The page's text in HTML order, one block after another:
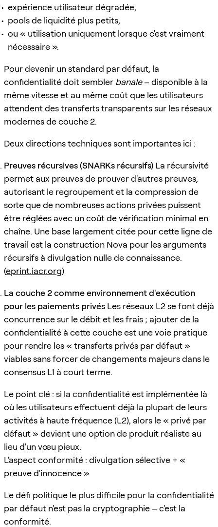
expérience utilisateur dégradée,
pools de liquidité plus petits,
ou « utilisation uniquement lorsque c'est vraiment
nécessaire ».
Pour devenir un standard par défaut, la
confidentialité doit sembler banale– disponible à la
même vitesse et au même coût que les utilisateurs
attendent des transferts transparents sur les réseaux
modernes de couche 2.
Deux directions techniques sont importantes ici :
Preuves récursives (SNARKs récursifs) La récursivité
permet aux preuves de prouver d'autres preuves,
autorisant le regroupement et la compression de
sorte que de nombreuses actions privées puissent
être réglées avec un coût de vérification minimal en
chaîne. Une base largement citée pour cette ligne de
travail est la construction Nova pour les arguments
récursifs à divulgation nulle de connaissance.
(eprint.iacr.org)
La couche 2 comme environnement d'exécution
pour les paiements privés Les réseaux L2 se font déjà
concurrence sur le débit et les frais ; ajouter de la
confidentialité à cette couche est une voie pratique
pour rendre les « transferts privés par défaut »
viables sans forcer de changements majeurs dans le
consensus L1 à court terme.
Le point clé : si la confidentialité est implémentée là
où les utilisateurs effectuent déjà la plupart de leurs
activités à haute fréquence (L2), alors le « privé par
défaut » devient une option de produit réaliste au
lieu d'un vœu pieux.
L'aspect conformité : divulgation sélective + «
preuve d'innocence »
Le défi politique le plus difficile pour la confidentialité
par défaut n'est pas la cryptographie – c'est la
conformité.